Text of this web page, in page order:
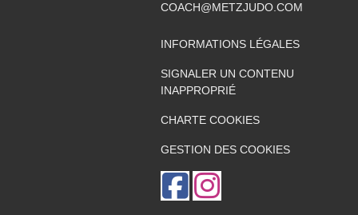
COACH@METZJUDO.COM
INFORMATIONS LÉGALES
SIGNALER UN CONTENU
INAPPROPRIÉ
CHARTE COOKIES
GESTION DES COOKIES